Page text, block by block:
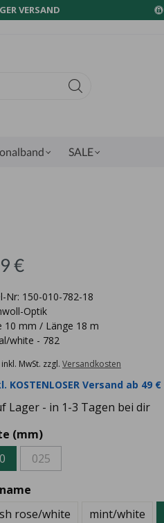
VERSAND
SALE
€
Nr: 150-010-782-18
Optik
10 mm / Länge 18 m
white - 782
MwSt. zzgl. Versandkosten
KOSTENLOSER Versand ab 49 €
Lager - in 1-3 Tagen bei dir
(mm)
025
rose/white
mint/white